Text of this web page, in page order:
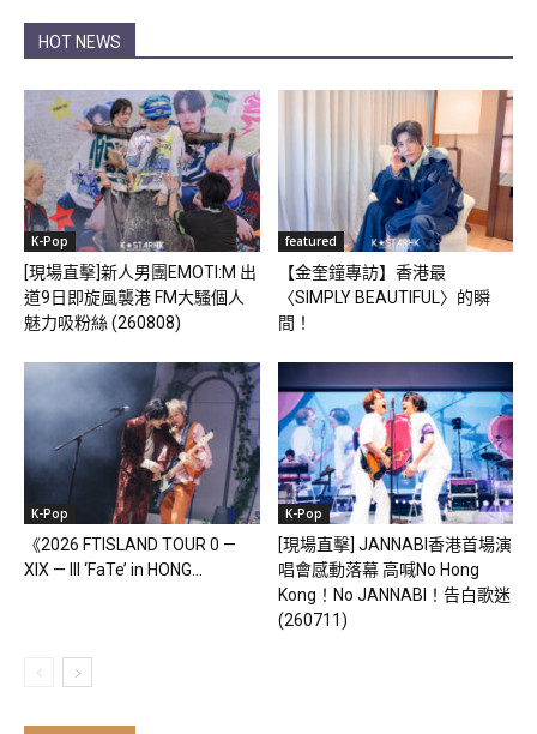
HOT NEWS
K-Pop
[現場直擊]新人男團EMOTI:M 出
道9日即旋風襲港 FM大騷個人
魅力吸粉絲 (260808)
featured
【金奎鐘專訪】香港最
〈SIMPLY BEAUTIFUL〉的瞬
間！
K-Pop
《2026 FTISLAND TOUR 0 —
XIX — III ‘FaTe’ in HONG...
K-Pop
[現場直擊] JANNABI香港首場演
唱會感動落幕 高喊No Hong
Kong！No JANNABI！告白歌迷
(260711)